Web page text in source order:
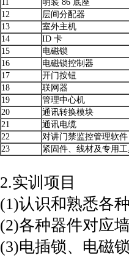
11
明装 86 底座
12
层间分配器
13
室外主机
14
ID 卡
15
电磁锁
16
电磁锁控制器
17
开门按钮
18
联网器
19
管理中心机
20
通讯转换模块
21
通讯电缆
22
对讲门禁监控管理软件
23
紧固件、线材及专用
2.实训项目
(1)认识和熟悉各
(2)各种器件对应
(3)电插锁、电磁